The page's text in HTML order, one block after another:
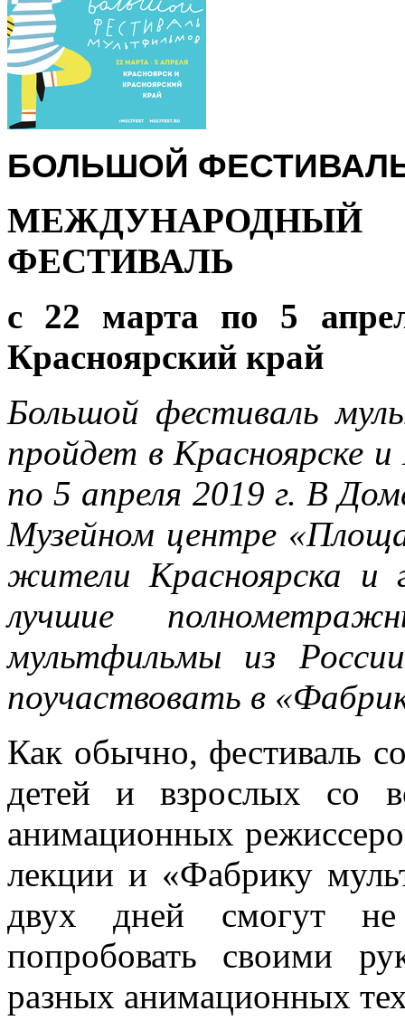
БОЛЬШОЙ
ФЕСТИВАЛЬ
с 22 марта по 5
Красноярский край
Большой фестиваль
пройдет в Красноярске
по 5 апреля 2019 г. В
Музейном центре
жители Красноярска и
лучшие
мультфильмы из
поучаствовать в
Как обычно, фестиваль
детей и взрослых со
анимационных
лекции и «Фабрику
двух дней смогут
попробовать своими
разных анимационных